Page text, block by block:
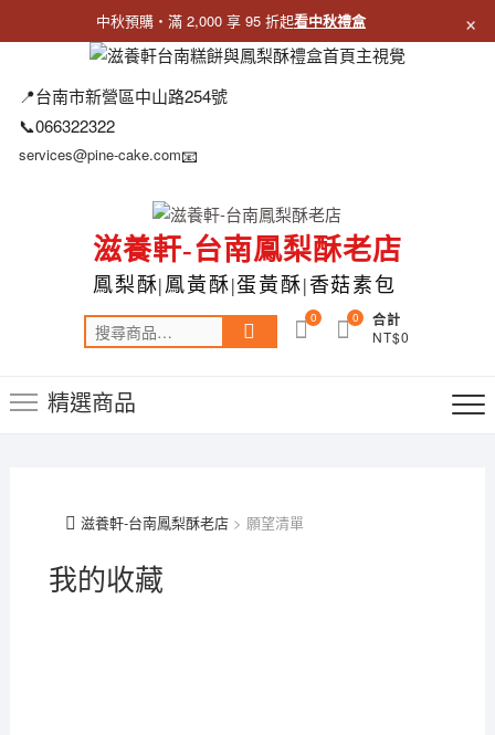
中秋預購・滿 2,000 享 95 折起看中秋禮盒 ×
📍台南市新營區中山路254號
📞066322322
📧
services@pine-cake.com
滋養軒-台南鳳梨酥老店
鳳梨酥|鳳黃酥|蛋黃酥|香菇素包
尋
0 合計
NT$0
0
精選商品
滋養軒-台南鳳梨酥老店> 願望清單
我的收藏